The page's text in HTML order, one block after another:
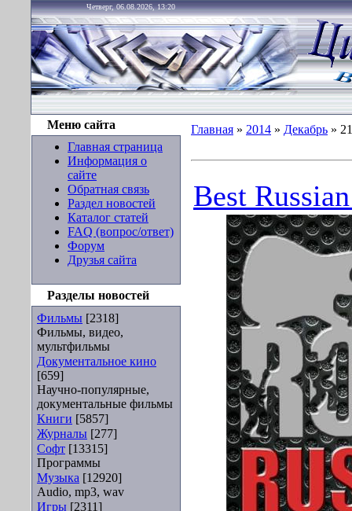
Четверг, 06.08.2026, 13:20
Меню сайта
Главная страница
Информация о
сайте
Обратная связь
Раздел новостей
Каталог статей
FAQ (вопрос/ответ)
Форум
Друзья сайта
Разделы новостей
Фильмы [2318]
Фильмы, видео,
мультфильмы
Документальное кино
[659]
Научно-популярные,
документальные фильмы
Книги [5857]
Журналы [277]
Софт [13315]
Программы
Музыка [12920]
Audio, mp3, wav
Игры [2311]
Главная » 2014 » Декабрь » 21
Best